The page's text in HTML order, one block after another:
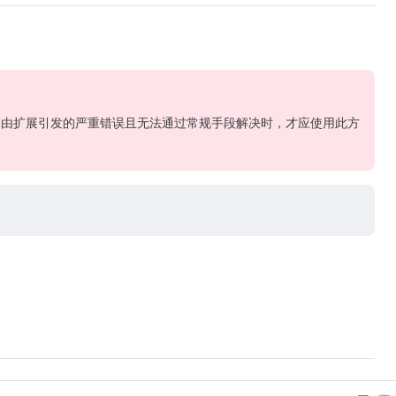
扩展引发的严重错误且无法通过常规手段解决时，才应使用此方